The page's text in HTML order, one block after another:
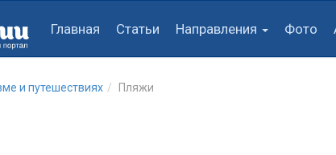
Главная Статьи Направления Фото
и путешествиях Пляжи